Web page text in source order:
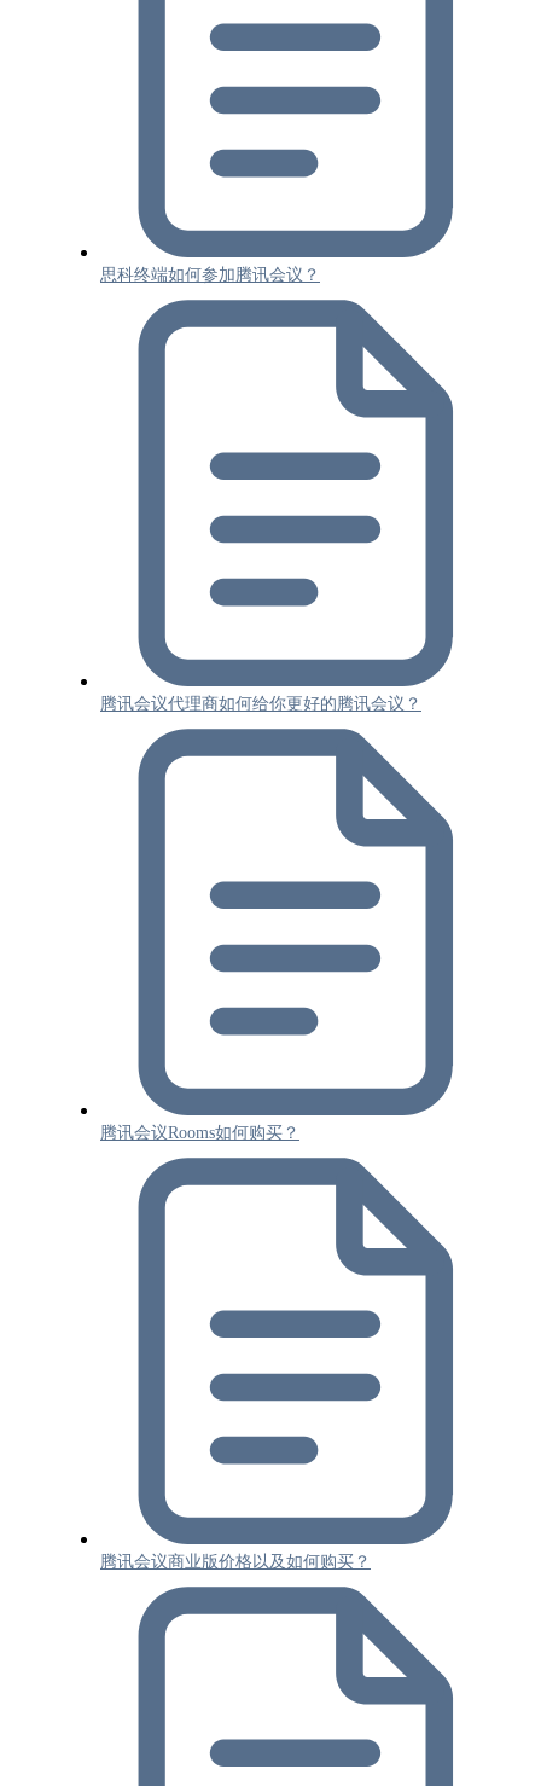
思科终端如何参加腾讯会议？
腾讯会议代理商如何给你更好的腾讯会议？
腾讯会议Rooms如何购买？
腾讯会议商业版价格以及如何购买？